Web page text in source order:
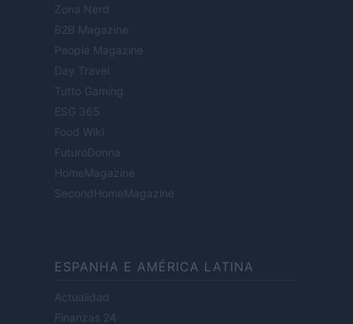
Zona Nerd
B2B Magazine
People Magazine
Day Travel
Tutto Gaming
ESG 365
Food Wiki
FuturoDonna
HomeMagazine
SecondHomeMagazine
ESPANHA E AMÉRICA LATINA
Actualidad
Finanzas 24